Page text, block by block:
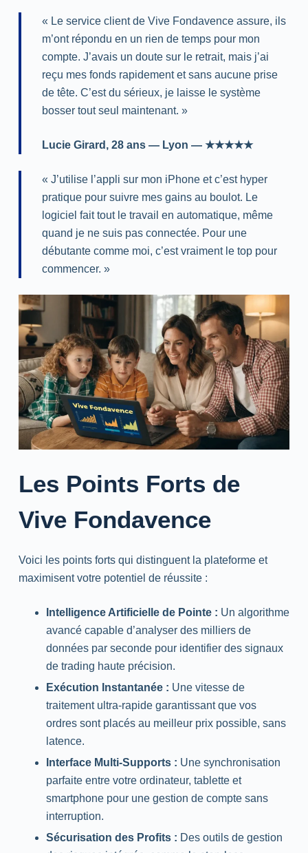
« Le service client de Vive Fondavence assure, ils
m’ont répondu en un rien de temps pour mon
compte. J’avais un doute sur le retrait, mais j’ai
reçu mes fonds rapidement et sans aucune prise
de tête. C’est du sérieux, je laisse le système
bosser tout seul maintenant. »
Lucie Girard, 28 ans — Lyon — ★★★★★
« J’utilise l’appli sur mon iPhone et c’est hyper
pratique pour suivre mes gains au boulot. Le
logiciel fait tout le travail en automatique, même
quand je ne suis pas connectée. Pour une
débutante comme moi, c’est vraiment le top pour
commencer. »
Les Points Forts de
Vive Fondavence
Voici les points forts qui distinguent la plateforme et
maximisent votre potentiel de réussite :
Intelligence Artificielle de Pointe : Un algorithme
avancé capable d’analyser des milliers de
données par seconde pour identifier des signaux
de trading haute précision.
Exécution Instantanée : Une vitesse de
traitement ultra-rapide garantissant que vos
ordres sont placés au meilleur prix possible, sans
latence.
Interface Multi-Supports : Une synchronisation
parfaite entre votre ordinateur, tablette et
smartphone pour une gestion de compte sans
interruption.
Sécurisation des Profits : Des outils de gestion